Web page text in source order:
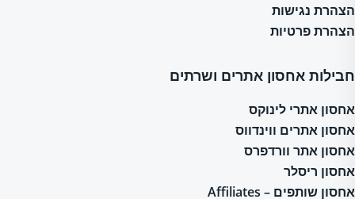
הצהרת נגישות
הצהרת פרטיות
חבילות אחסון אתרים ושרתים
אחסון אתרי לינוקס
אחסון אתרים ווינדווס
אחסון אתר וורדפרס
אחסון ריסלר
אחסון שותפים – Affiliates